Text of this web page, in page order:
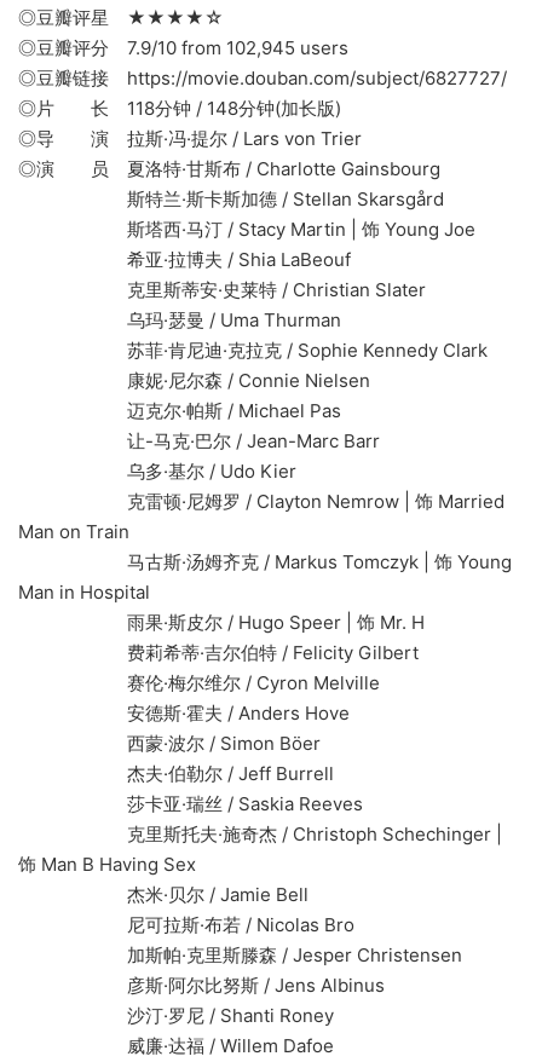
◎豆瓣评星 ★★★★☆
◎豆瓣评分 7.9/10 from 102,945 users
◎豆瓣链接 https://movie.douban.com/subject/6827727/
◎片 长 118分钟 / 148分钟(加长版)
◎导 演 拉斯·冯·提尔 / Lars von Trier
◎演 员 夏洛特·甘斯布 / Charlotte Gainsbourg
斯特兰·斯卡斯加德 / Stellan Skarsgård
斯塔西·马汀 / Stacy Martin | 饰 Young Joe
希亚·拉博夫 / Shia LaBeouf
克里斯蒂安·史莱特 / Christian Slater
乌玛·瑟曼 / Uma Thurman
苏菲·肯尼迪·克拉克 / Sophie Kennedy Clark
康妮·尼尔森 / Connie Nielsen
迈克尔·帕斯 / Michael Pas
让-马克·巴尔 / Jean-Marc Barr
乌多·基尔 / Udo Kier
克雷顿·尼姆罗 / Clayton Nemrow | 饰 Married
Man on Train
马古斯·汤姆齐克 / Markus Tomczyk | 饰 Young
Man in Hospital
雨果·斯皮尔 / Hugo Speer | 饰 Mr. H
费莉希蒂·吉尔伯特 / Felicity Gilbert
赛伦·梅尔维尔 / Cyron Melville
安德斯·霍夫 / Anders Hove
西蒙·波尔 / Simon Böer
杰夫·伯勒尔 / Jeff Burrell
莎卡亚·瑞丝 / Saskia Reeves
克里斯托夫·施奇杰 / Christoph Schechinger |
饰 Man B Having Sex
杰米·贝尔 / Jamie Bell
尼可拉斯·布若 / Nicolas Bro
加斯帕·克里斯滕森 / Jesper Christensen
彦斯·阿尔比努斯 / Jens Albinus
沙汀·罗尼 / Shanti Roney
威廉·达福 / Willem Dafoe